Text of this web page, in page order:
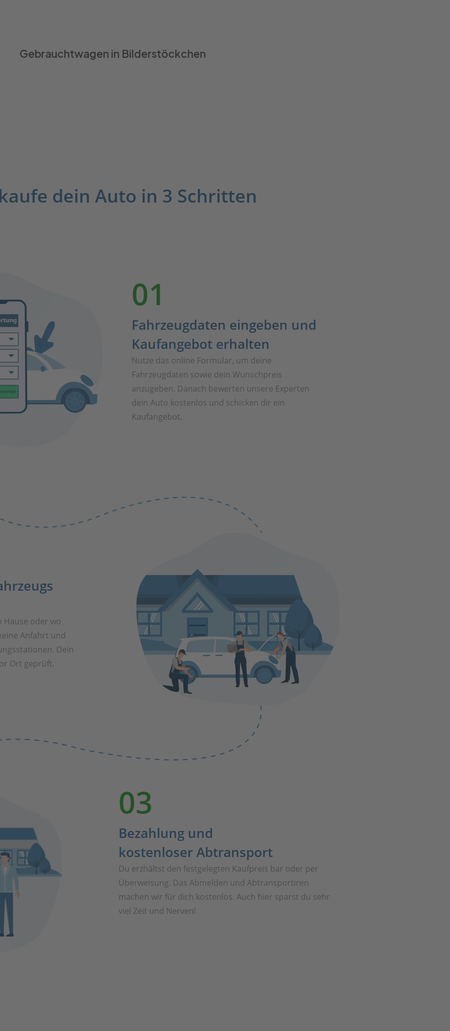
Gebrauchtwagen in Bilderstöckchen
dein Auto in 3 Schritten
01
Fahrzeugdaten eingeben und
Kaufangebot erhalten
Nutze das online Formular, um deine
Fahrzeugdaten sowie dein Wunschpreis
anzugeben. Danach bewerten unsere Experten
dein Auto kostenlos und schicken dir ein
Kaufangebot.
Hause oder wo
Anfahrt und
Dein
Ort geprüft.
03
Bezahlung und
kostenloser Abtransport
Du erzhältst den festgelegten Kaufpreis bar oder per
Überweisung. Das Abmelden und Abtransportiren
machen wir für dich kostenlos. Auch hier sparst du sehr
viel Zeit und Nerven!